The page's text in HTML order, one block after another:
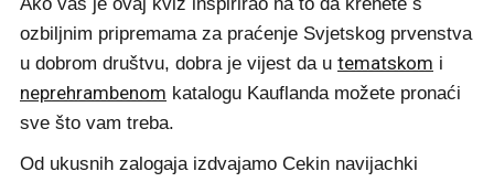
ozbiljnim pripremama za praćenje Svjetskog prvenstva
u dobrom društvu, dobra je vijest da u tematskom i
neprehrambenom katalogu Kauflanda možete pronaći
sve što vam treba.
Od ukusnih zalogaja izdvajamo Cekin navijachki